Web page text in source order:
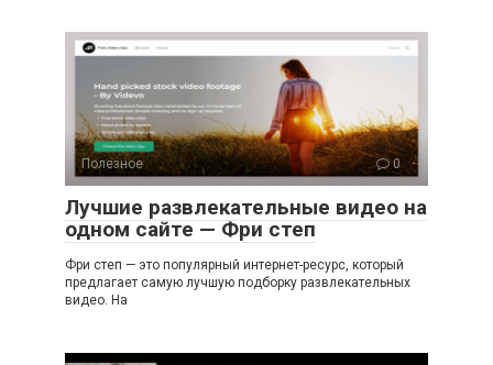
Полезное 0
Лучшие развлекательные видео на
одном сайте — Фри степ
Фри степ — это популярный интернет-ресурс, который
предлагает самую лучшую подборку развлекательных
видео. На